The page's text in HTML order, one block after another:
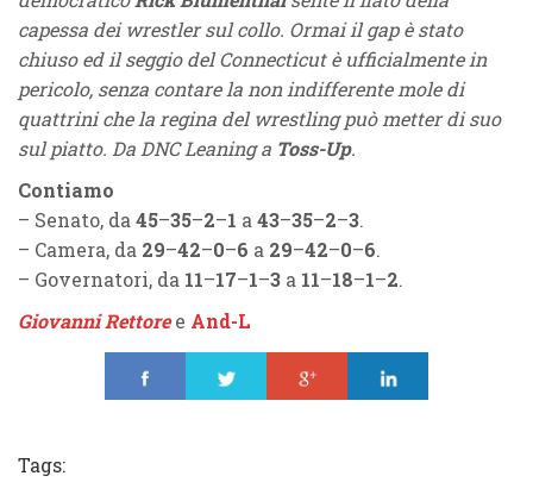
capessa dei wrestler sul collo. Ormai il gap è stato
chiuso ed il seggio del Connecticut è ufficialmente in
pericolo, senza contare la non indifferente mole di
quattrini che la regina del wrestling può metter di suo
sul piatto. Da DNC Leaning a Toss-Up.
Contiamo
– Senato, da 45–35–2–1 a 43–35–2–3.
– Camera, da 29–42–0–6 a 29–42–0–6.
– Governatori, da 11–17–1–3 a 11–18–1–2.
Giovanni Rettoree And-L
Tags: